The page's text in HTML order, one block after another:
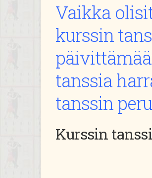
Vaikka
kurssin
tanssia
tanssin
Kurssin